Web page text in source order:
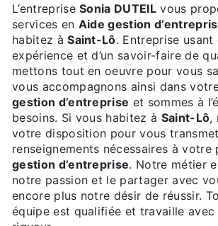
L’entrepriseSonia DUTEIL vous
services en Aide gestion
habitez àSaint-Lô. Entreprise usant
expérience et d’un savoir-faire de
mettons tout en oeuvre pour vous
vous accompagnons ainsi dans
gestion d’entreprise et sommes à
besoins. Si vous habitez à Saint-Lô,
votre disposition pour vous
renseignements nécessaires à
gestion d’entreprise. Notre métier
notre passion et le partager avec
encore plus notre désir de réussir.
équipe est qualifiée et travaille